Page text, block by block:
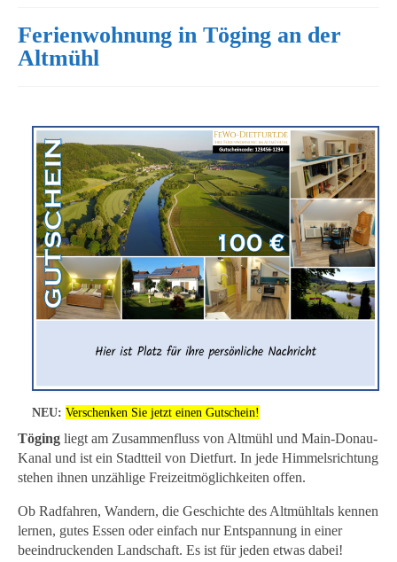
Ferienwohnung in Töging an der
Altmühl
NEU: Verschenken Sie jetzt einen Gutschein!
Töging liegt am Zusammenfluss von Altmühl und Main-Donau-
Kanal und ist ein Stadtteil von Dietfurt. In jede Himmelsrichtung
stehen ihnen unzählige Freizeitmöglichkeiten offen.
Ob Radfahren, Wandern, die Geschichte des Altmühltals kennen
lernen, gutes Essen oder einfach nur Entspannung in einer
beeindruckenden Landschaft. Es ist für jeden etwas dabei!